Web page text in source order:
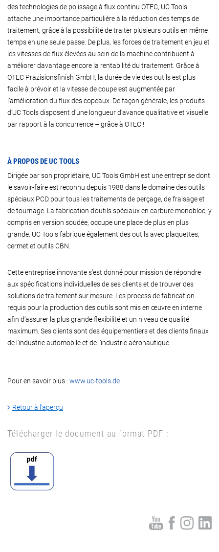
des technologies de polissage à flux continu OTEC, UC Tools
attache une importance particulière à la réduction des temps de
traitement, grâce à la possibilité de traiter plusieurs outils en même
temps en une seule passe. De plus, les forces de traitement en jeu et
les vitesses de flux élevées au sein de la machine contribuent à
améliorer davantage encore la rentabilité du traitement. Grâce à
OTEC Präzisionsfinish GmbH, la durée de vie des outils est plus
facile à prévoir et la vitesse de coupe est augmentée par
l’amélioration du flux des copeaux. De façon générale, les produits
d’UC Tools disposent d’une longueur d’avance qualitative et visuelle
par rapport à la concurrence – grâce à OTEC !
À PROPOS DE UC TOOLS
Dirigée par son propriétaire, UC Tools GmbH est une entreprise dont
le savoir-faire est reconnu depuis 1988 dans le domaine des outils
spéciaux PCD pour tous les traitements de perçage, de fraisage et
de tournage. La fabrication d’outils spéciaux en carbure monobloc, y
compris en version soudée, occupe une place de plus en plus
grande. UC Tools fabrique également des outils avec plaquettes,
cermet et outils CBN.
Cette entreprise innovante s’est donné pour mission de répondre
aux spécifications individuelles de ses clients et de trouver des
solutions de traitement sur mesure. Les process de fabrication
requis pour la production des outils sont mis en œuvre en interne
afin d’assurer la plus grande flexibilité et un niveau de qualité
maximum. Ses clients sont des équipementiers et des clients finaux
de l’industrie automobile et de l’industrie aéronautique.
Pour en savoir plus : www.uc-tools.de
Retour à l’aperçu
Télécharger le document au format PDF :